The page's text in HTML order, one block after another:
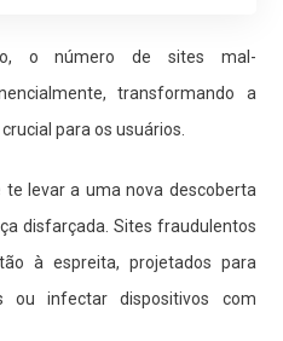
o número de sites mal-
transformando a
para os usuários.
levar a uma nova descoberta
disfarçada. Sites fraudulentos
à espreita, projetados para
ou infectar dispositivos com